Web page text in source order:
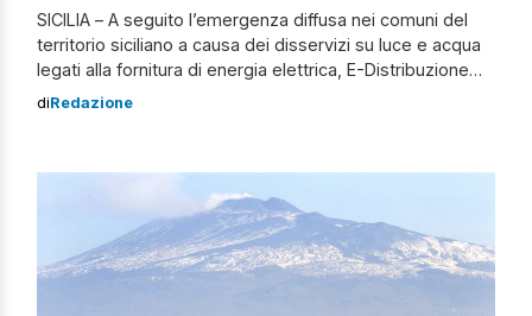
SICILIA – A seguito l’emergenza diffusa nei comuni del
territorio siciliano a causa dei disservizi su luce e acqua
legati alla fornitura di energia elettrica, E-Distribuzione
sta rafforzando il contingente già inviato in Sicilia
force composta […]
diRedazione